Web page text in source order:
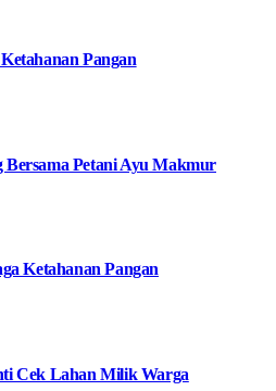
Pangan
Bersama Petani Ayu Makmur
Ketahanan Pangan
Cek Lahan Milik Warga